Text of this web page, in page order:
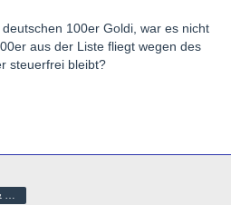
100er Goldi, war es nicht
aus der Liste fliegt wegen des
steuerfrei bleibt?